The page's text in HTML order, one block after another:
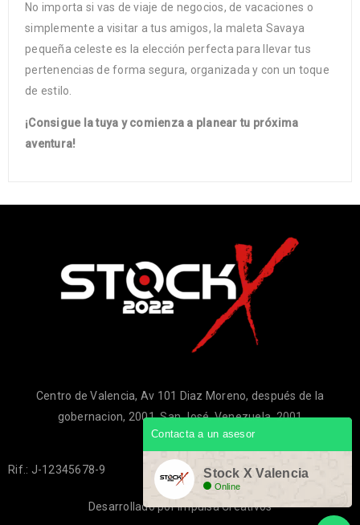
No importa si vas de viaje de negocios, de vacaciones o
simplemente a visitar a tus amigos, la maleta Savaya
pequeña celeste es la elección perfecta para llevar tus
pertenencias de forma segura, organizada y con un toque
de estilo.
¡Consigue la tuya y comienza a planear tu próxima
aventura!
Centro de Valencia, Av 101 Diaz Moreno, después de la
gobernacion, 2001, San José, Venezuela, 2001
Rif.: J-12345678-9
Desarrollado porImpulsa Creativos
Contacta a un asesor
Stock X Valencia
Online